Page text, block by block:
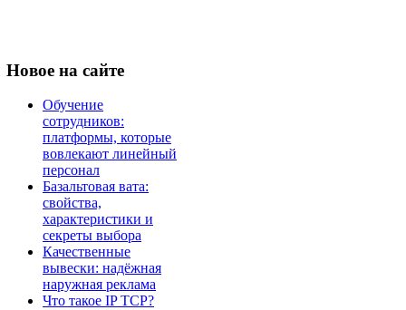
Новое на сайте
Обучение
сотрудников:
платформы, которые
вовлекают линейный
персонал
Базальтовая вата:
свойства,
характеристики и
секреты выбора
Качественные
вывески: надёжная
наружная реклама
Что такое IP TCP?